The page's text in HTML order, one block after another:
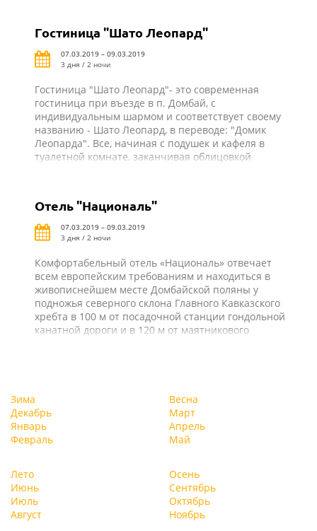
Гостиница "Шато Леопард"
07.03.2019 – 09.03.2019
3 дня / 2 ночи
Гостиница "Шато Леопард"- это современная
гостиница при въезде в п. Домбай, с
индивидуальным шармом и соответствует своему
названию - Шато Леопард, в переводе: "Домик
Леопарда". Все, начиная с подушек и кафеля в
туалетной комнате, заканчивая облицовкой
Отель "Националь"
07.03.2019 – 09.03.2019
3 дня / 2 ночи
Комфортабельный отель «Националь» отвечает
всем европейским требованиям и находиться в
живописнейшем месте Домбайской поляны у
подножья северного склона Главного Кавказского
хребта в 100 м от посадочной станции гондольной
канатной дороги и в 120 м от маятникового
Зима
Декабрь
Январь
Февраль
Весна
Март
Апрель
Май
Лето
Июнь
Июль
Август
Осень
Сентябрь
Октябрь
Ноябрь